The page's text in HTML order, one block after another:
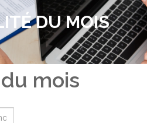
DU MOIS
mois